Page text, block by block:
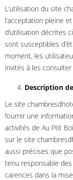
L’utilisation du site
l’acceptation pleine
d’utilisation décrites
sont susceptibles
moment, les
invités à les
Description
Le site
fournir une
activités de Au Ptit
sur le site
aussi précises que
tenu responsable
carences dans la